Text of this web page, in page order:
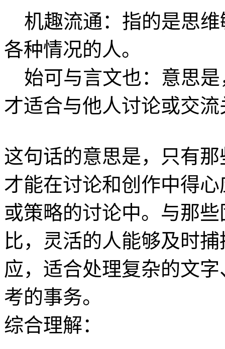
机趣流通：指的是思维
各种情况的人。
始可与言文也：意思是
才适合与他人讨论或交
这句话的意思是，只有
才能在讨论和创作中得
或策略的讨论中。与那
比，灵活的人能够及时
应，适合处理复杂的文
考的事务。
综合理解：